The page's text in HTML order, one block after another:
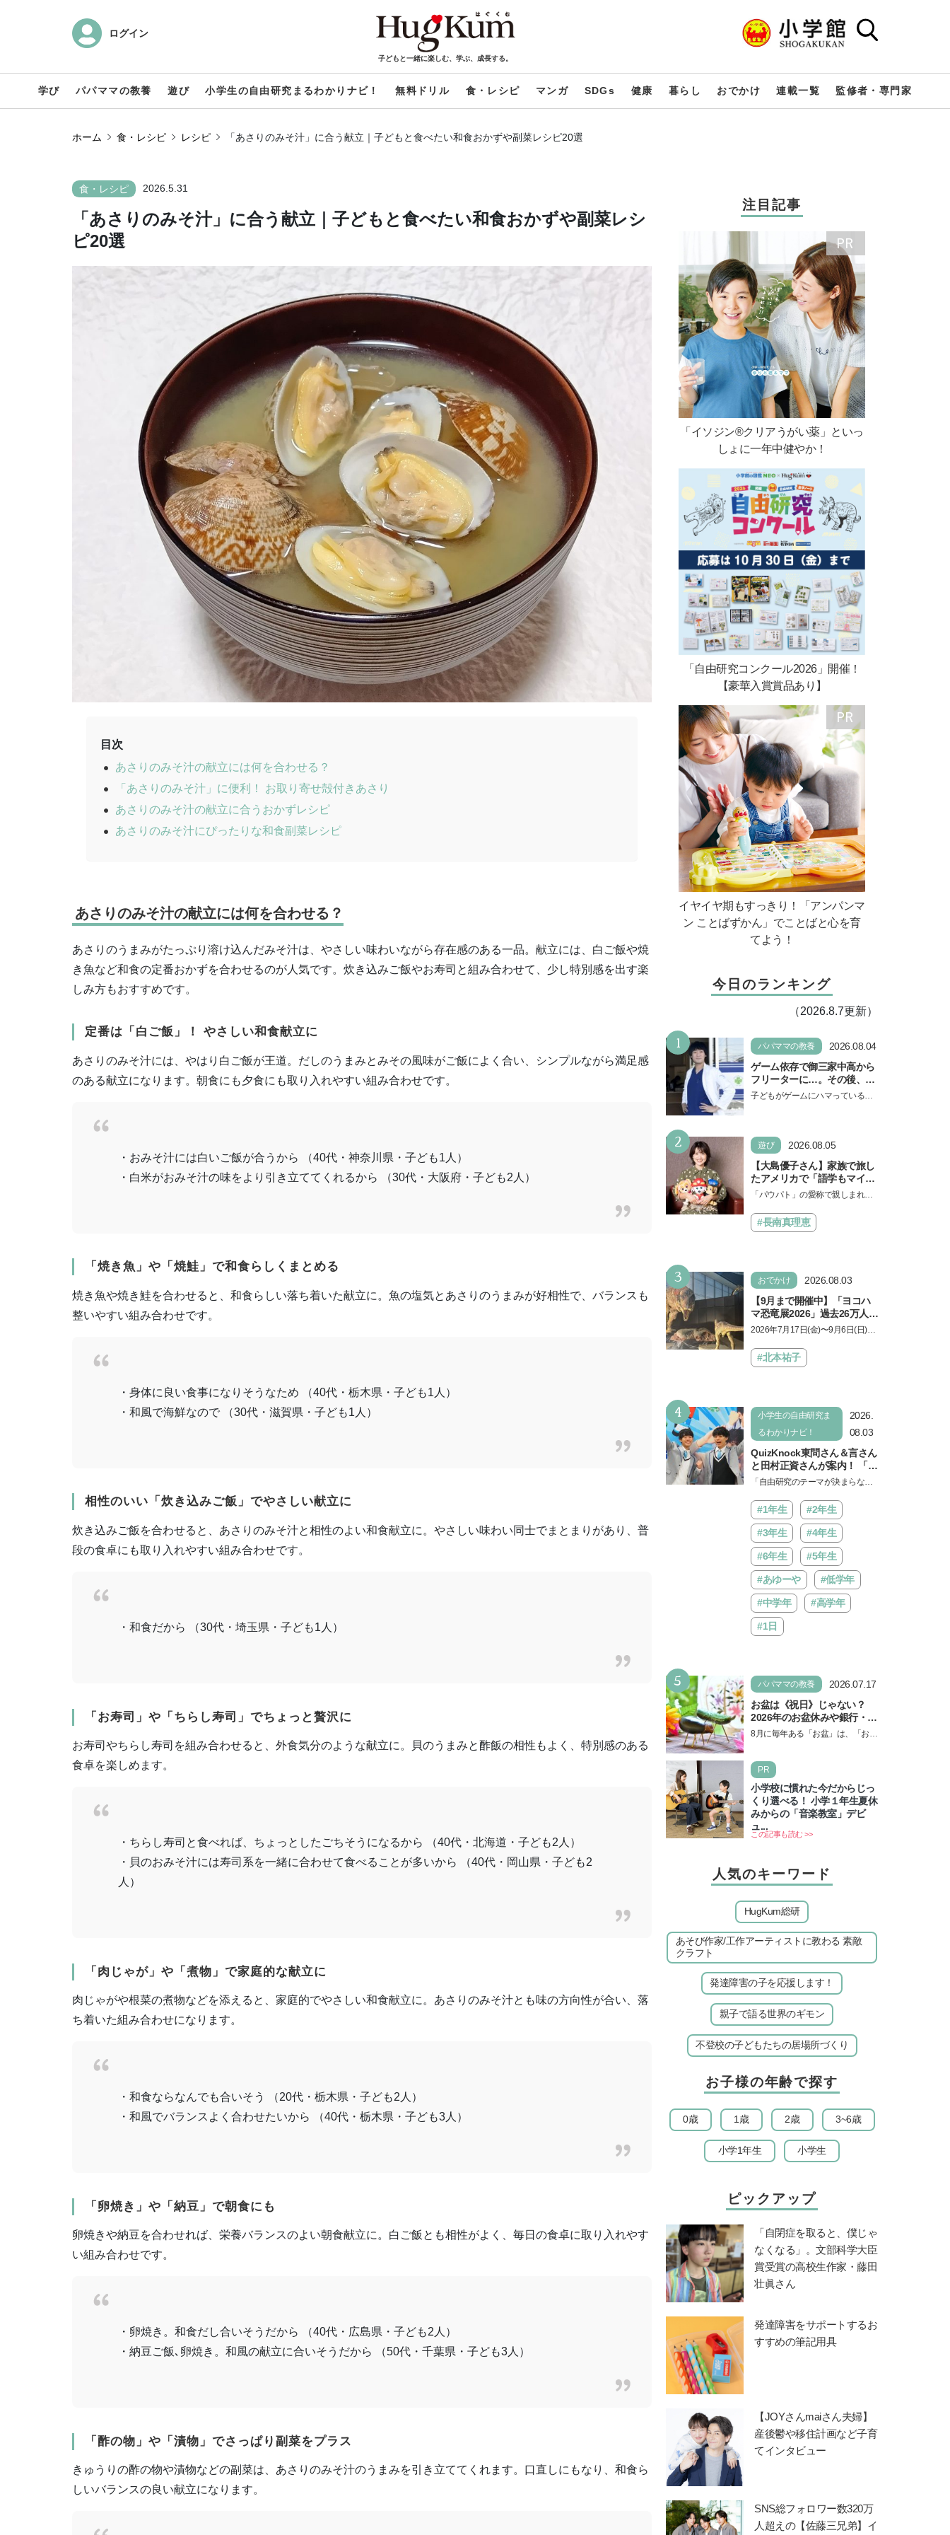
ログイン
子どもと一緒に楽しむ、学ぶ、成長する。
学び パパママの教養 遊び 小学生の自由研究まるわかりナビ！ 無料ドリル 食・レシピ マンガ SDGs 健康 暮らし おでかけ 連載一覧 監修者・専門家
ホーム 食・レシピ レシピ 「あさりのみそ汁」に合う献立｜子どもと食べたい和食おかずや副菜レシピ20選
食・レシピ 2026.5.31
「あさりのみそ汁」に合う献立｜子どもと食べたい和食おかずや副菜レシ
ピ20選
目次
あさりのみそ汁の献立には何を合わせる？
「あさりのみそ汁」に便利！ お取り寄せ殻付きあさり
あさりのみそ汁の献立に合うおかずレシピ
あさりのみそ汁にぴったりな和食副菜レシピ
あさりのみそ汁の献立には何を合わせる？
あさりのうまみがたっぷり溶け込んだみそ汁は、やさしい味わいながら存在感のある一品。献立には、白ご飯や焼
き魚など和食の定番おかずを合わせるのが人気です。炊き込みご飯やお寿司と組み合わせて、少し特別感を出す楽
しみ方もおすすめです。
定番は「白ご飯」！ やさしい和食献立に
あさりのみそ汁には、やはり白ご飯が王道。だしのうまみとみその風味がご飯によく合い、シンプルながら満足感
のある献立になります。朝食にも夕食にも取り入れやすい組み合わせです。
・おみそ汁には白いご飯が合うから （40代・神奈川県・子ども1人）
・白米がおみそ汁の味をより引き立ててくれるから （30代・大阪府・子ども2人）
「焼き魚」や「焼鮭」で和食らしくまとめる
焼き魚や焼き鮭を合わせると、和食らしい落ち着いた献立に。魚の塩気とあさりのうまみが好相性で、バランスも
整いやすい組み合わせです。
・身体に良い食事になりそうなため （40代・栃木県・子ども1人）
・和風で海鮮なので （30代・滋賀県・子ども1人）
相性のいい「炊き込みご飯」でやさしい献立に
炊き込みご飯を合わせると、あさりのみそ汁と相性のよい和食献立に。やさしい味わい同士でまとまりがあり、普
段の食卓にも取り入れやすい組み合わせです。
・和食だから （30代・埼玉県・子ども1人）
「お寿司」や「ちらし寿司」でちょっと贅沢に
お寿司やちらし寿司を組み合わせると、外食気分のような献立に。貝のうまみと酢飯の相性もよく、特別感のある
食卓を楽しめます。
・ちらし寿司と食べれば、ちょっとしたごちそうになるから （40代・北海道・子ども2人）
・貝のおみそ汁には寿司系を一緒に合わせて食べることが多いから （40代・岡山県・子ども2
人）
「肉じゃが」や「煮物」で家庭的な献立に
肉じゃがや根菜の煮物などを添えると、家庭的でやさしい和食献立に。あさりのみそ汁とも味の方向性が合い、落
ち着いた組み合わせになります。
・和食ならなんでも合いそう （20代・栃木県・子ども2人）
・和風でバランスよく合わせたいから （40代・栃木県・子ども3人）
「卵焼き」や「納豆」で朝食にも
卵焼きや納豆を合わせれば、栄養バランスのよい朝食献立に。白ご飯とも相性がよく、毎日の食卓に取り入れやす
い組み合わせです。
・卵焼き。和食だし合いそうだから （40代・広島県・子ども2人）
・納豆ご飯､卵焼き。和風の献立に合いそうだから （50代・千葉県・子ども3人）
「酢の物」や「漬物」でさっぱり副菜をプラス
きゅうりの酢の物や漬物などの副菜は、あさりのみそ汁のうまみを引き立ててくれます。口直しにもなり、和食ら
しいバランスの良い献立になります。
注目記事
「イソジン®クリアうがい薬」といっ
しょに一年中健やか！
「自由研究コンクール2026」開催！
【豪華入賞賞品あり】
イヤイヤ期もすっきり！「アンパンマ
ン ことばずかん」でことばと心を育
てよう！
今日のランキング
（2026.8.7更新）
1 パパママの教養
2026.08.04
ゲーム依存で御三家中高から
フリーターに…。その後、医
学部へ逆転合格した現役医師
子どもがゲームにハマっている
2 遊び
2026.08.05
【大島優子さん】家族で旅し
たアメリカで「語学もマイン
ドも！ 子どもの成長はすごか
『パウ・パトロール ザ・ダイ
ノ・ムービー』ではあきらめ
「パウパト」の愛称で親しまれる
の劇場版シリーズ第3弾、映画『パ
ウ・パトロール ザ…
#長南真理恵
3 おでかけ
2026.08.03
【9月まで開催中】「ヨコハ
マ恐竜展2026」過去26万人を
動員した恐竜展が9年ぶりに
しむポイントを完全ガイド
2026年7月17日(金)〜9月6日(日)、
「ヨコハマ恐竜展2026〜恐竜の食
卓大図鑑〜」が開催…
#北本祐子
4
小学生の自由研究ま
るわかりナビ！
2026.
08.03
QuizKnock東問さん＆言さん
と田村正資さんが案内！ 「よ
みうりランド」で遊びながら
ントが開催
「自由研究のテーマが決まらな
ントをくれるイベントが、よみう
りランド「グッジョバ!!…
#1年生 #2年生
#3年生 #4年生
#6年生 #5年生
#あゆーや #低学年
#中学年 #高学年
#1日
5 パパママの教養
2026.07.17
お盆は《祝日》じゃない？
2026年のお盆休みや銀行・役
所の営業や交通機関情報も紹
8月に毎年ある「お盆」は、「お盆
ずは2026年のお盆…
PR
小学校に慣れた今だからじっ
くり選べる！ 小学１年生夏休
みからの「音楽教室」デビ
ュ...
この記事も読む >>
人気のキーワード
HugKum総研
あそび作家/工作アーティストに教わる 素敵
クラフト
発達障害の子を応援します！
親子で語る世界のギモン
不登校の子どもたちの居場所づくり
お子様の年齢で探す
0歳 1歳 2歳 3~6歳
小学1年生 小学生
ピックアップ
「自閉症を取ると、僕じゃ
なくなる」。文部科学大臣
賞受賞の高校生作家・藤田
壮眞さん
発達障害をサポートするお
すすめの筆記用具
【JOYさんmaiさん夫婦】
産後鬱や移住計画など子育
てインタビュー
SNS総フォロワー数320万
人超えの【佐藤三兄弟】イ